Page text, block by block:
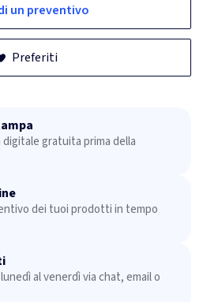
un preventivo
Preferiti
digitale gratuita prima della
dei tuoi prodotti in tempo
al venerdì via chat, email o